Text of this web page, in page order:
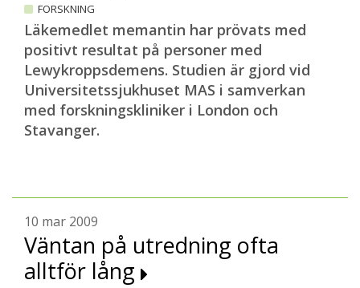
FORSKNING
Läkemedlet memantin har prövats med
positivt resultat på personer med
Lewykroppsdemens. Studien är gjord vid
Universitetssjukhuset MAS i samverkan
med forskningskliniker i London och
Stavanger.
10 mar 2009
Väntan på utredning ofta
alltför lång